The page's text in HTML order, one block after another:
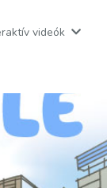
videók